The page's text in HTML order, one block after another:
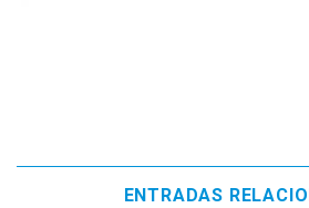
ENTRADAS